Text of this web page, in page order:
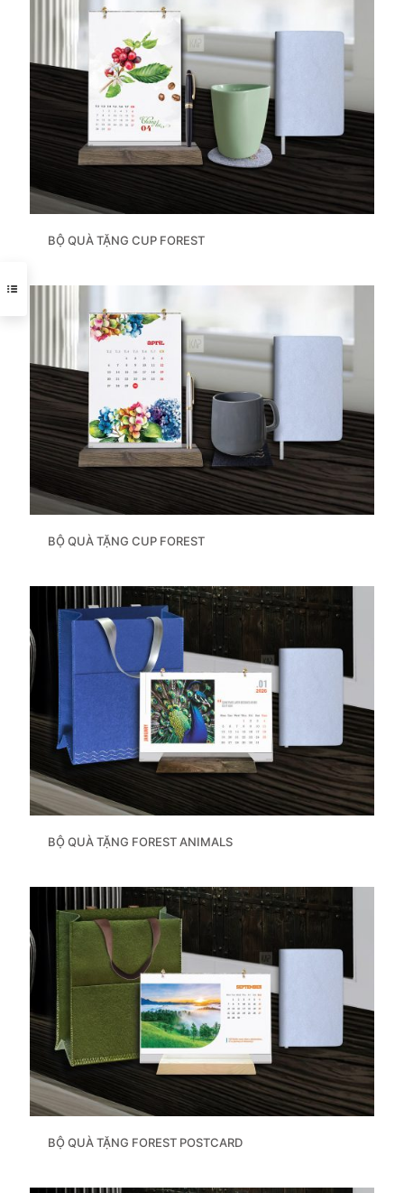
BỘ QUÀ TẶNG CUP FOREST
BỘ QUÀ TẶNG CUP FOREST
BỘ QUÀ TẶNG FOREST ANIMALS
BỘ QUÀ TẶNG FOREST POSTCARD